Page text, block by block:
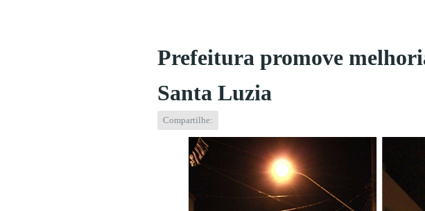
Prefeitura promove
Santa Luzia
Compartilhe: